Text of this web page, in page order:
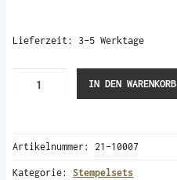
Lieferzeit: 3-5 Werktage
IN DEN WARENKORB
Artikelnummer: 21-10007
Kategorie:Stempelsets